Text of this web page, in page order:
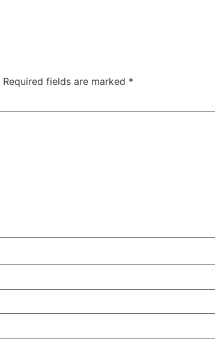
Required fields are marked *